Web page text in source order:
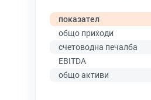
показател
общо приходи
счетоводна печалба
EBITDA
общо активи